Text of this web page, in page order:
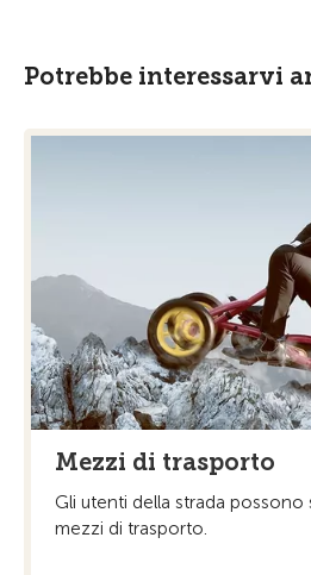
Potrebbe interessarvi
Mezzi di trasporto
Gli utenti della strada possono
mezzi di trasporto.